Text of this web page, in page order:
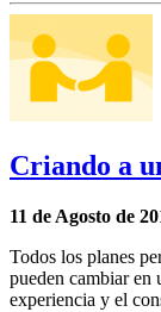
Criando a
11 de Agosto de
Todos los planes
pueden cambiar en
experiencia y el